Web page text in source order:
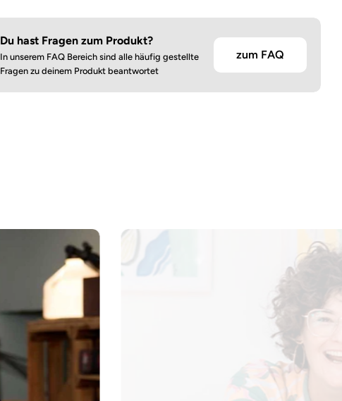
Du hast Fragen zum Produkt?
In unserem FAQ Bereich sind alle häufig gestellte
Fragen zu deinem Produkt beantwortet
zum FAQ